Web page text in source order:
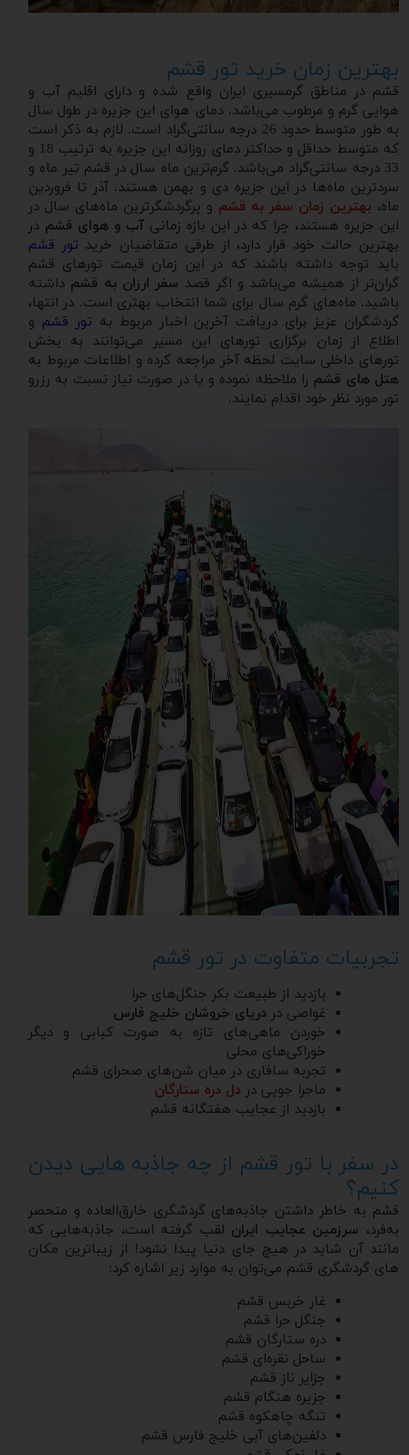
بهترین زمان خرید تور قشم
قشم در مناطق گرمسیری ایران واقع شده و دارای اقلیم آب و
هوایی گرم و مرطوب می‌باشد. دمای هوای این جزیره در طول سال
به طور متوسط حدود 26 درجه سانتی‌گراد است. لازم به ذکر است
که متوسط حداقل و حداکثر دمای روزانه این جزیره به ترتیب 18 و
33 درجه سانتی‌گراد می‌باشد. گرم‌ترین ماه سال در قشم تیر ماه و
سردترین ماه‌ها در این جزیره دی و بهمن هستند. آذر تا فروردین
ماه، بهترین زمان سفر به قشم و پرگردشگرترین ماه‌های سال در
این جزیره هستند، چرا که در این بازه زمانی آب و هوای قشم در
بهترین حالت خود قرار دارد، از طرفی متقاضیان خرید تور قشم
باید توجه داشته باشند که در این زمان قیمت تورهای قشم
گران‌تر از همیشه می‌باشد و اگر قصد سفر ارزان به قشم داشته
باشید. ماه‌های گرم سال برای شما انتخاب بهتری است. در انتها،
گردشگران عزیز برای دریافت آخرین اخبار مربوط به تور قشم و
اطلاع از زمان برگزاری تورهای این مسیر می‌توانند به بخش
تورهای داخلی سایت لحظه آخر مراجعه کرده و اطلاعات مربوط به
هتل های قشم را ملاحظه نموده و یا در صورت نیاز نسبت به رزرو
تور مورد نظر خود اقدام نمایند.
تجربیات متفاوت در تور قشم
بازدید از طبیعت بکر جنگل‌های حرا
غواصی در دریای خروشان خلیج فارس
خوردن ماهی‌های تازه به صورت کبابی و دیگر
خوراکی‌های محلی
تجربه سافاری در میان شن‌های صحرای قشم
ماجرا جویی در دل دره ستارگان
بازدید از عجایب هفتگانه قشم
در سفر با تور قشم از چه جاذبه هایی دیدن
کنیم؟
قشم به خاطر داشتن جاذبه‌های گردشگری خارق‌العاده و منحصر
به‌فرد، سرزمین عجایب ایران لقب گرفته است، جاذبه‌هایی که
مانند آن شاید در هیچ جای دنیا پیدا نشود! از زیباترین مکان
های گردشگری قشم می‌توان به موارد زیر اشاره کرد:
غار خربس قشم
جنگل حرا قشم
دره ستارگان قشم
ساحل نقره‌ای قشم
جزایر ناز قشم
جزیره هنگام قشم
تنگه چاهکوه قشم
دلفین‌های آبی خلیج فارس قشم